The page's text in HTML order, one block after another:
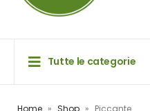
Tutte le categorie